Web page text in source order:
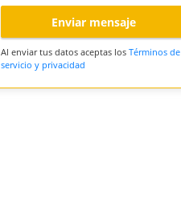
Enviar mensaje
Al enviar tus datos aceptas los Términos de
servicio y privacidad